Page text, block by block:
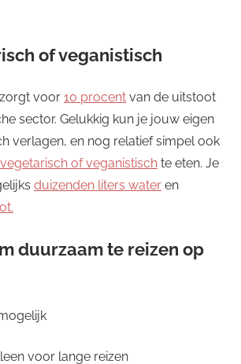
of veganistisch
voor 10 procent van de uitstoot
sector. Gelukkig kun je jouw eigen
verlagen, en nog relatief simpel ook
vegetarisch of veganistisch te eten. Je
duizenden liters water en
duurzaam te reizen op
voor lange reizen